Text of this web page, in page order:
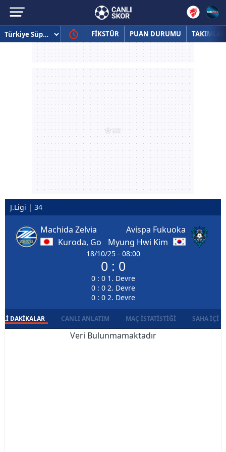
FİKSTÜR PUAN DURUMU TAKIMLAR
J.Ligi | 34
Machida Zelvia
Kuroda, Go
18/10/25 - 08:00
0 : 0
0 : 0 1. Devre
0 : 0 2. Devre
0 : 0 2. Devre
Avispa Fukuoka
Myung Hwi Kim
DAKIKALAR CANLI ANLATIM MAÇ İSTATISTIĞI SAHA İÇI
Veri Bulunmamaktadır